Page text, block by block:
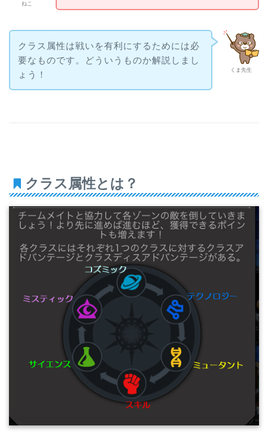
ねこ
くま先生
クラス属性は戦いを有利にするためには必
要なものです。どういうものか解説しまし
ょう！
クラス属性とは？